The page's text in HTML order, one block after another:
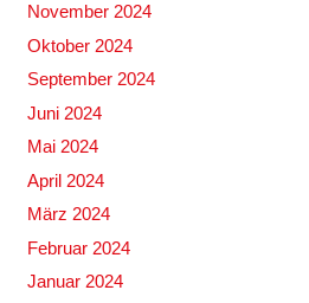
November 2024
Oktober 2024
September 2024
Juni 2024
Mai 2024
April 2024
März 2024
Februar 2024
Januar 2024